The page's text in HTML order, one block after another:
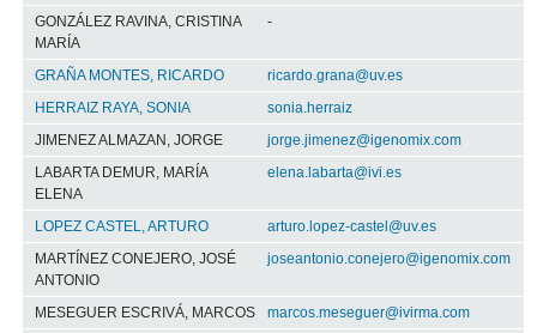
GONZÁLEZ RAVINA, CRISTINA
MARÍA
-
GRAÑA MONTES, RICARDO
ricardo.grana@uv.es
HERRAIZ RAYA, SONIA
sonia.herraiz
JIMENEZ ALMAZAN, JORGE
jorge.jimenez@igenomix.com
LABARTA DEMUR, MARÍA
ELENA
elena.labarta@ivi.es
LOPEZ CASTEL, ARTURO
arturo.lopez-castel@uv.es
MARTÍNEZ CONEJERO, JOSÉ
ANTONIO
joseantonio.conejero@igenomix.com
MESEGUER ESCRIVÁ, MARCOS
marcos.meseguer@ivirma.com